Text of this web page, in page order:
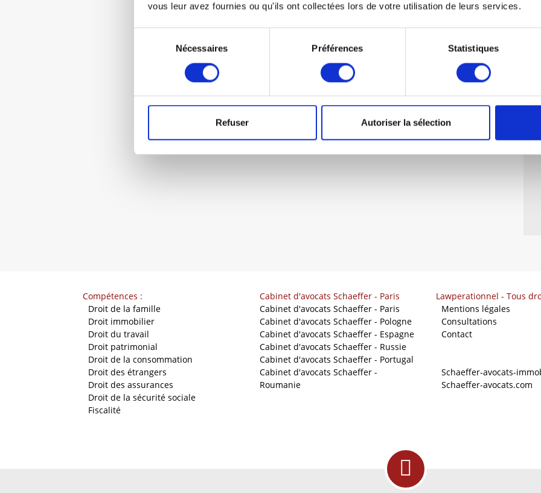
vous leur avez fournies ou qu'ils ont collectées lors de votre utilisation de leurs services.
consentement
Nécessaires Préférences Statistiques
Refuser Autoriser la sélection
Compétences :
Droit de la famille
Droit immobilier
Droit du travail
Droit patrimonial
Droit de la consommation
Droit des étrangers
Droit des assurances
Droit de la sécurité sociale
Fiscalité
Cabinet d'avocats Schaeffer - Paris
Cabinet d'avocats Schaeffer - Paris
Cabinet d'avocats Schaeffer - Pologne
Cabinet d'avocats Schaeffer - Espagne
Cabinet d'avocats Schaeffer - Russie
Cabinet d'avocats Schaeffer - Portugal
Cabinet d'avocats Schaeffer -
Roumanie
Lawperationnel - Tous
Mentions légales
Consultations
Contact
Schaeffer-avocats-
Schaeffer-avocats.com